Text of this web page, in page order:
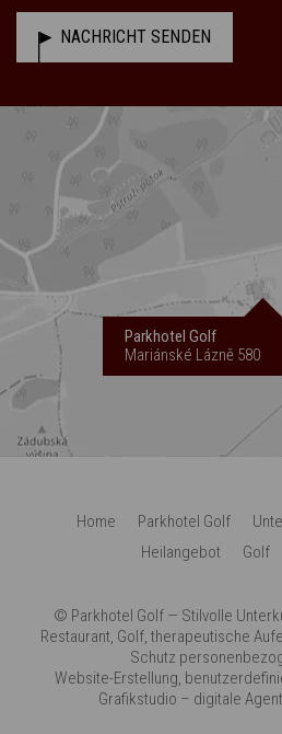
NACHRICHT SENDEN
Parkhotel Golf
Mariánské Lázně 580
Home Parkhotel Golf
Heilangebot
Golf
© Parkhotel Golf— Stilvolle
Restaurant, Golf, therapeutische
Schutz
Website-Erstellung,
Grafikstudio – digitale